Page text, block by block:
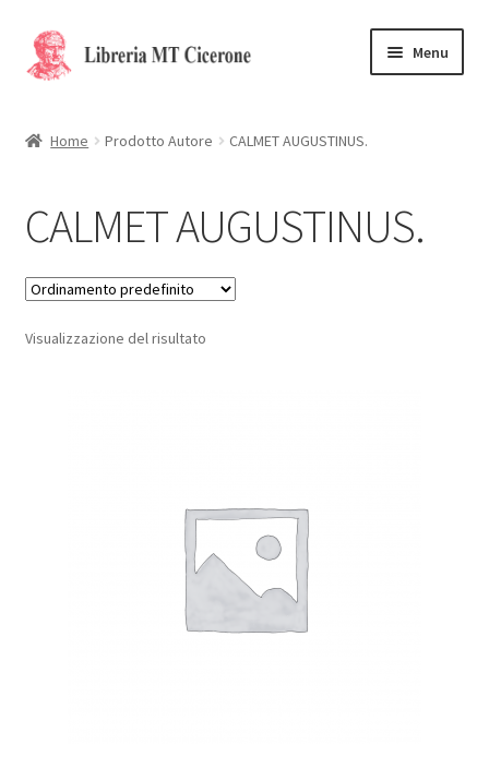
Vai
alla
Vai
al
Menu
La Storia
Contattaci
Cassa
Home Prodotto Autore CALMET AUGUSTINUS.
CALMET AUGUSTINUS.
Visualizzazione del risultato